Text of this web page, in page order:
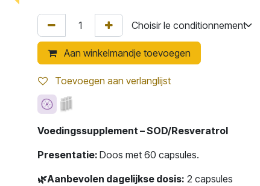
Aan winkelmandje toevoegen
Toevoegen aan verlanglijst
Voedingssupplement – SOD/Resveratrol
Presentatie: Doos met 60 capsules.
🌿Aanbevolen dagelijkse dosis: 2 capsules